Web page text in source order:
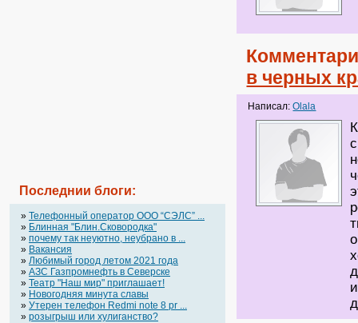
Последнии блоги:
» Телефонный оператор OOO “СЭЛС” ...
» Блинная "Блин.Сковородка"
» почему так неуютно, неубрано в ...
» Вакансия
» Любимый город летом 2021 года
» АЗС Газпромнефть в Северске
» Театр "Наш мир" приглашает!
» Новогодняя минута славы
» Утерен телефон Redmi note 8 pr ...
» розыгрыш или хулиганство?
в черных
Написал:Olala